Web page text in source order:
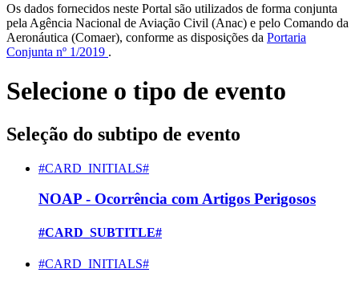
Os dados fornecidos neste Portal são utilizados de forma conjunta
pela Agência Nacional de Aviação Civil (Anac) e pelo Comando da
Aeronáutica (Comaer), conforme as disposições da Portaria
Conjunta nº 1/2019 .
Selecione o tipo de evento
Seleção do subtipo de evento
#CARD_INITIALS#
NOAP - Ocorrência com Artigos Perigosos
#CARD_SUBTITLE#
#CARD_INITIALS#